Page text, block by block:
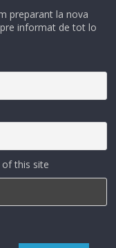
preparant la nova
informat de tot lo
of this site